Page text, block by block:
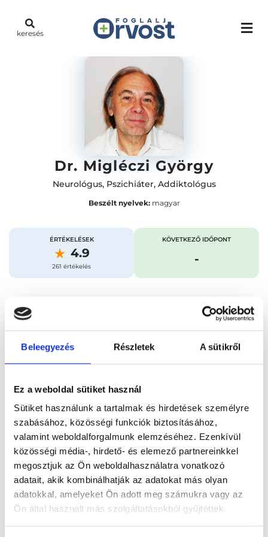
Beleegyezés Részletek A sütikről
Ez a weboldal sütiket használ
Sütiket használunk a tartalmak és hirdetések személyre
szabásához, közösségi funkciók biztosításához,
valamint weboldalforgalmunk elemzéséhez. Ezenkívül
közösségi média-, hirdető- és elemező partnereinkkel
megosztjuk az Ön weboldalhasználatra vonatkozó
adatait, akik kombinálhatják az adatokat más olyan
adatokkal, amelyeket Ön adott meg számukra vagy az
Ön által használt más szolgáltatásokból gyűjtöttek.
keresés
Dr. Migléczi György
Neurológus, Pszichiáter, Addiktológus
Beszélt nyelvek:magyar
ÉRTÉKELÉSEK
4.9
261 értékelés
KÖVETKEZŐ IDŐPONT
-
Időpontfoglalás Vélemények
Foglalj időpontot
Összes szakterület
Főoldal Orvosok Neurológus
Neurológus, Budapest, VII. kerület
Dr. Migléczi György